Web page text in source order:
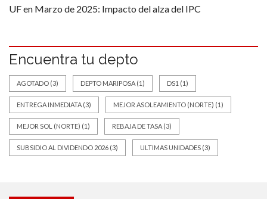
UF en Marzo de 2025: Impacto del alza del IPC
Encuentra tu depto
AGOTADO (3) DEPTO MARIPOSA (1) DS1 (1)
ENTREGA INMEDIATA (3) MEJOR ASOLEAMIENTO (NORTE) (1)
MEJOR SOL (NORTE) (1) REBAJA DE TASA (3)
SUBSIDIO AL DIVIDENDO 2026 (3) ULTIMAS UNIDADES (3)